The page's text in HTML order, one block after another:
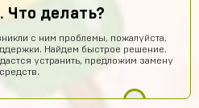
Что делать?
с ним проблемы, пожалуйста,
Найдем быстрое решение.
устранить, предложим замену
в поддержку по контактам,
заказ.
6 часов назад